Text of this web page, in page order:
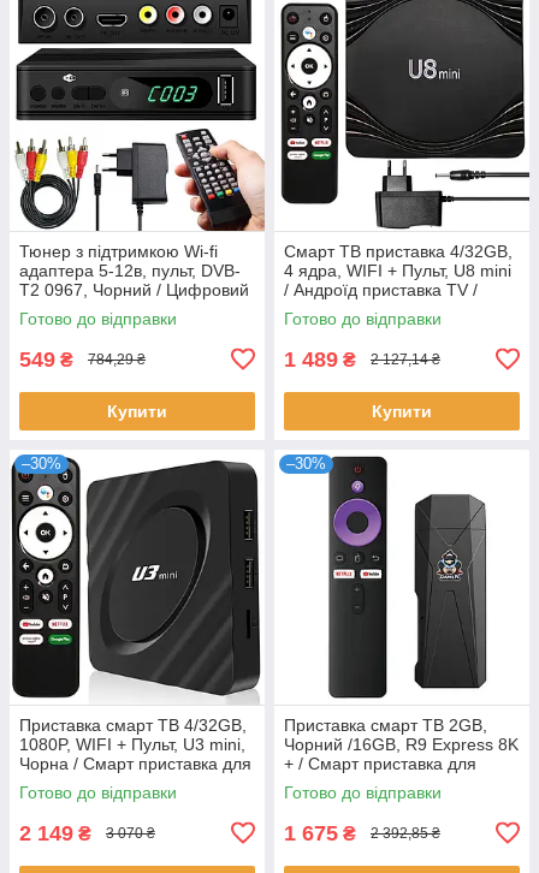
Тюнер з підтримкою Wi-fi
адаптера 5-12в, пульт, DVB-
T2 0967, Чорний / Цифровий
ресивер для телевізора /
Приставка Т2
Готово до відправки
549 ₴ 784,29 ₴
Купити
Смарт ТВ приставка 4/32GB,
4 ядра, WIFI + Пульт, U8 mini
/ Андроїд приставка TV /
Приставка для телевізора
Готово до відправки
1 489 ₴ 2 127,14 ₴
Купити
–30%
Приставка смарт ТВ 4/32GB,
1080P, WIFI + Пульт, U3 mini,
Чорна / Смарт приставка для
телевізора / Андроїд
приставка
Готово до відправки
2 149 ₴ 3 070 ₴
–30%
Приставка смарт ТВ 2GB,
Чорний /16GB, R9 Express 8K
+ / Смарт приставка для
телевізора / ТВ приставка /
Андроїд ТВ
Готово до відправки
1 675 ₴ 2 392,85 ₴